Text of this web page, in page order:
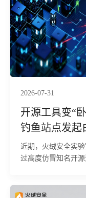
控，并存在窃取浏
敏感数据的风险。
拦截与查杀。
2026-07-31
开源工具变“
钓鱼站点发起
近期，火绒安全实
过高度仿冒知名开源
进行伪装，欺骗性极